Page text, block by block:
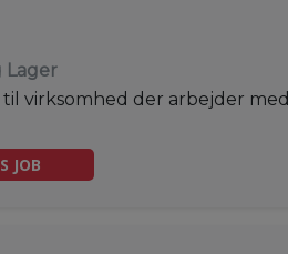
Lager
virksomhed der arbejder med
JOB